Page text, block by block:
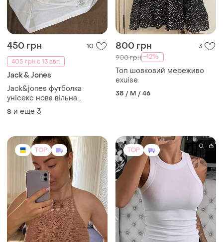
450 грн
10
405 грн с 13 авг.
Jack & Jones
Jack&jones футболка
унісекс нова вільна
органічна 100% бавовна
оригінал
S и еще 3
800 грн 3
900 грн -12%
Топ шовковий мереживо
exuise
38 / M / 46
TOP TOP